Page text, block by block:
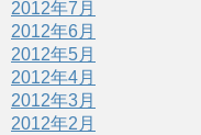
2012年7月
2012年6月
2012年5月
2012年4月
2012年3月
2012年2月